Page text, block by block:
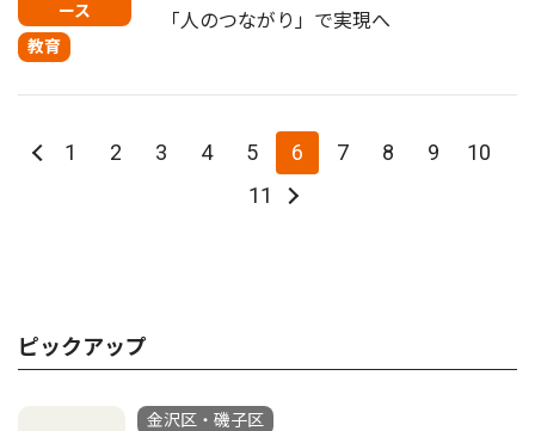
ース
教育
「人のつながり」で実現へ
1 2 3 4 5 6 7 8 9
10
11
ピックアップ
金沢区・磯子区